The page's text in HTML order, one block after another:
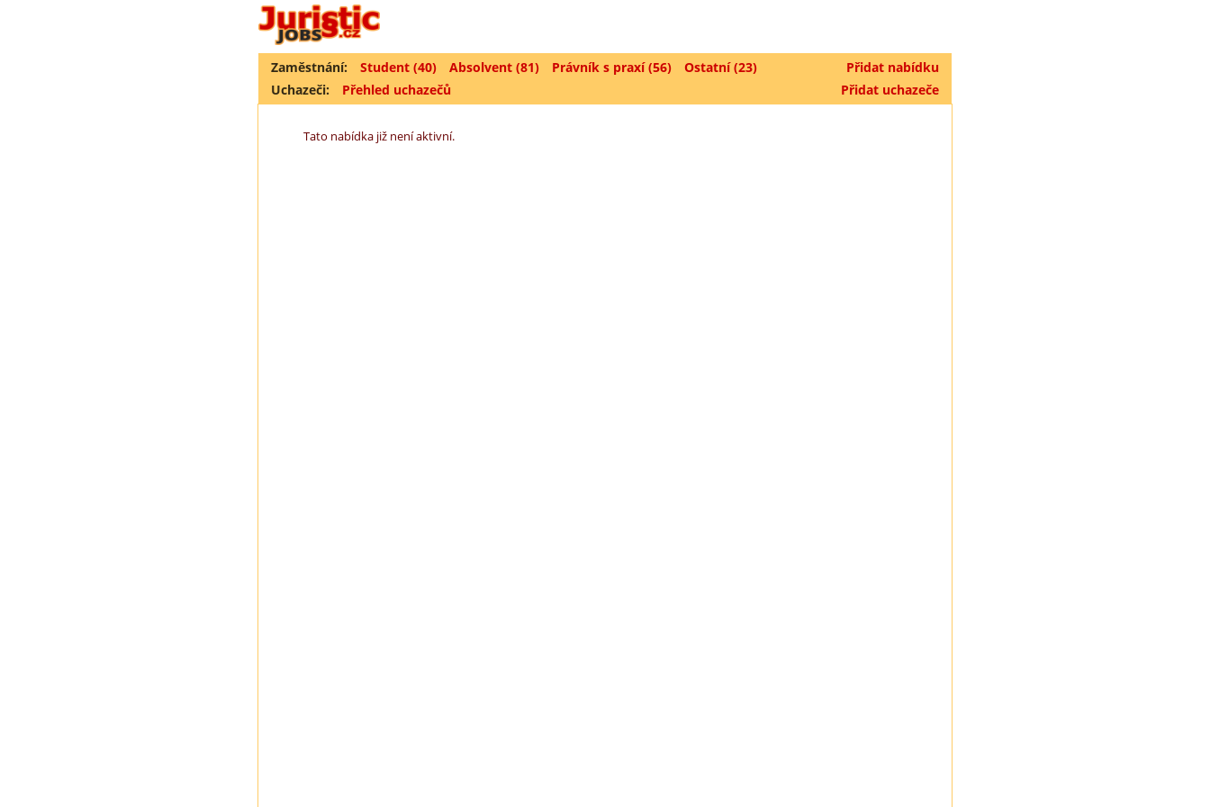
Zaměstnání: Student (40) Absolvent (81) Právník s praxí (56) Ostatní (23)
Přidat nabídku
Uchazeči:
Přehled uchazečů Přidat uchazeče
Tato nabídka již není aktivní.